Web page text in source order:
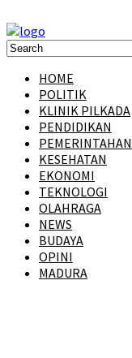
HOME
POLITIK
KLINIK PILKADA
PENDIDIKAN
PEMERINTAHAN
KESEHATAN
EKONOMI
TEKNOLOGI
OLAHRAGA
NEWS
BUDAYA
OPINI
MADURA